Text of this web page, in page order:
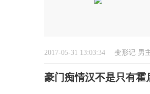
2017-05-31 13:03:34 变形记 男
豪门痴情汉不是只有霍